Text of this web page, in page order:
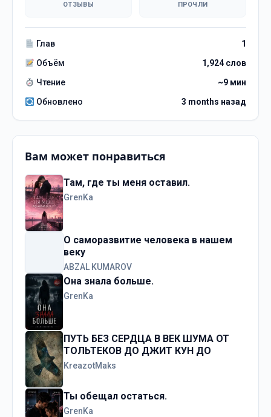
ОТЗЫВЫ ПРОЧЛИ
Глав
1
Объём
1,924 слов
Чтение
~9 мин
Обновлено
3 months назад
Вам может понравиться
Там, где ты меня оставил.
GrenKa
О саморазвитие человека в нашем
веку
ABZAL KUMAROV
Она знала больше.
GrenKa
ПУТЬ БЕЗ СЕРДЦА В ВЕК ШУМА ОТ
ТОЛЬТЕКОВ ДО ДЖИТ КУН ДО
KreazotMaks
Ты обещал остаться.
GrenKa